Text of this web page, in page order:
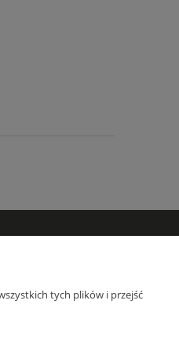
tych plików i przejść